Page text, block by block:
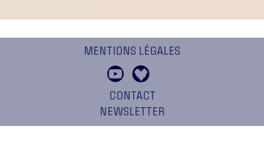
MENTIONS LÉGALES
CONTACT
NEWSLETTER